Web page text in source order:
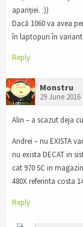
apariției. :))
Dacă 1060 va avea
în laptopuri în
Reply
Monstru
29 June 2016
Alin – a scazut deja
Andrei – nu EXISTA
nu exista DECAT in
cat 970 SC in
480X referinta costa
Reply